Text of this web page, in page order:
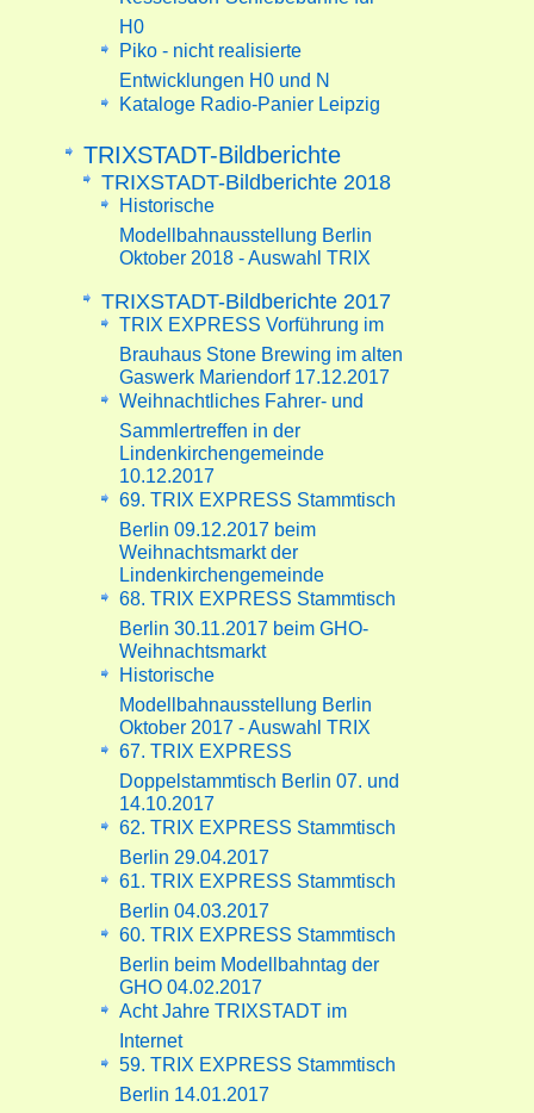
H0
Piko - nicht realisierte
Entwicklungen H0 und N
Kataloge Radio-Panier Leipzig
TRIXSTADT-Bildberichte
TRIXSTADT-Bildberichte 2018
Historische
Modellbahnausstellung Berlin
Oktober 2018 - Auswahl TRIX
TRIXSTADT-Bildberichte 2017
TRIX EXPRESS Vorführung im
Brauhaus Stone Brewing im alten
Gaswerk Mariendorf 17.12.2017
Weihnachtliches Fahrer- und
Sammlertreffen in der
Lindenkirchengemeinde
10.12.2017
69. TRIX EXPRESS Stammtisch
Berlin 09.12.2017 beim
Weihnachtsmarkt der
Lindenkirchengemeinde
68. TRIX EXPRESS Stammtisch
Berlin 30.11.2017 beim GHO-
Weihnachtsmarkt
Historische
Modellbahnausstellung Berlin
Oktober 2017 - Auswahl TRIX
67. TRIX EXPRESS
Doppelstammtisch Berlin 07. und
14.10.2017
62. TRIX EXPRESS Stammtisch
Berlin 29.04.2017
61. TRIX EXPRESS Stammtisch
Berlin 04.03.2017
60. TRIX EXPRESS Stammtisch
Berlin beim Modellbahntag der
GHO 04.02.2017
Acht Jahre TRIXSTADT im
Internet
59. TRIX EXPRESS Stammtisch
Berlin 14.01.2017